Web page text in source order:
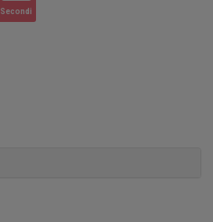
Secondi